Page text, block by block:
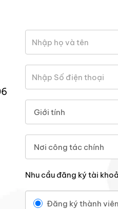
Nhu cầu đăng ký tài
Đăng ký thành